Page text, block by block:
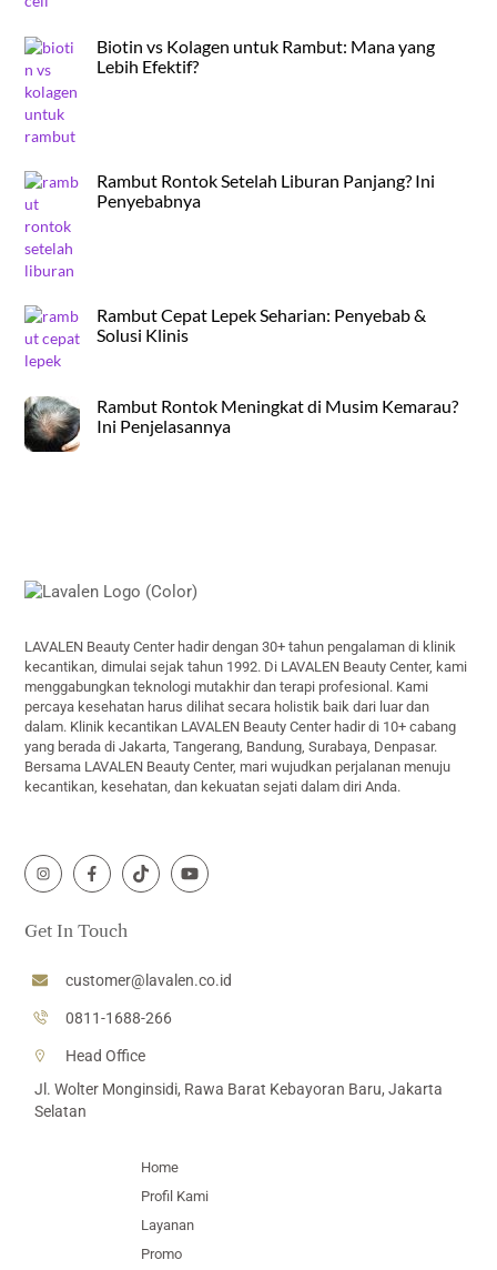
Biotin vs Kolagen untuk Rambut: Mana yang
Lebih Efektif?
Rambut Rontok Setelah Liburan Panjang? Ini
Penyebabnya
Rambut Cepat Lepek Seharian: Penyebab &
Solusi Klinis
Rambut Rontok Meningkat di Musim Kemarau?
Ini Penjelasannya
Top
LAVALEN Beauty Center hadir dengan 30+ tahun pengalaman di klinik
kecantikan, dimulai sejak tahun 1992. Di LAVALEN Beauty Center, kami
menggabungkan teknologi mutakhir dan terapi profesional. Kami
percaya kesehatan harus dilihat secara holistik baik dari luar dan
dalam. Klinik kecantikan LAVALEN Beauty Center hadir di 10+ cabang
yang berada di Jakarta, Tangerang, Bandung, Surabaya, Denpasar.
Bersama LAVALEN Beauty Center, mari wujudkan perjalanan menuju
kecantikan, kesehatan, dan kekuatan sejati dalam diri Anda.
Icon
Icon
Icon
Icon
Get In Touch
customer@lavalen.co.id
0811-1688-266
Head Office
Jl. Wolter Monginsidi, Rawa Barat Kebayoran Baru, Jakarta
Selatan
Home
Profil Kami
Layanan
Promo